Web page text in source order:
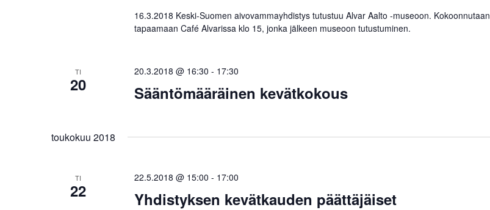
16.3.2018 Keski-Suomen aivovammayhdistys tutustuu Alvar Aalto -museoon. Kokoonnutaan
tapaamaan Café Alvarissa klo 15, jonka jälkeen museoon tutustuminen.
TI
20 Sääntömääräinen kevätkokous
20.3.2018 @ 16:30 - 17:30
toukokuu 2018
TI
22 Yhdistyksen kevätkauden päättäjäiset
22.5.2018 @ 15:00 - 17:00